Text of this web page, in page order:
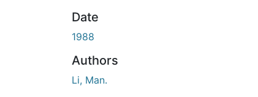
Date
1988
Authors
Li, Man.